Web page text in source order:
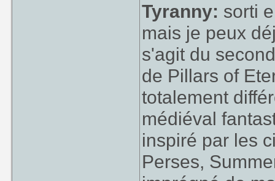
Tyranny: sorti
mais je peux
s'agit du
de Pillars of
totalement
médiéval
inspiré par les
Perses,